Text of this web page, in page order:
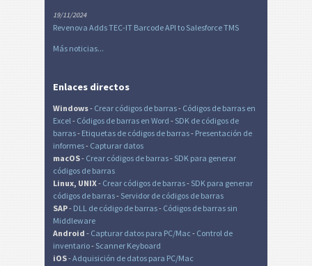
19/11/2024
Revenova Adds TEC-IT Barcode API to Salesforce TMS
Más noticias...
Enlaces directos
Windows- Crear códigos de barras- Códigos de barras en
Excel- Códigos de barras en Word - SDK de códigos de
barras- Etiquetas de códigos de barras- Presentación de
informes- Capturar datos
macOS- Crear códigos de barras- SDK para generar
códigos de barras
Linux, UNIX- Crear códigos de barras- SDK para generar
códigos de barras- Servidor de códigos de barras
SAP- DLL de código de barras- Códigos de barras sin
Middleware
Android - Capturar datos para PC/Mac - Control de
inventario- Scanner Keyboard
iOS-Adquisición de datos para PC/Mac